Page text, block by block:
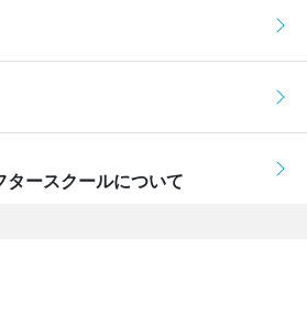
ースクールについて